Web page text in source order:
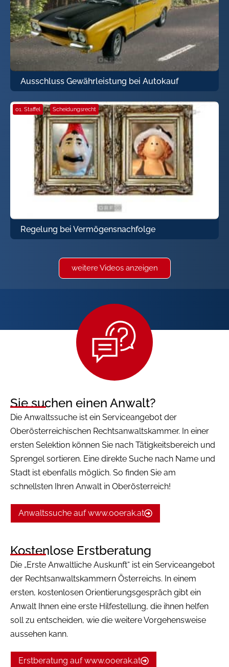
Ausschluss Gewährleistung bei Autokauf
01. Staffel · Scheidungsrecht
Regelung bei Vermögensnachfolge
weitere Videos anzeigen
Sie suchen einen Anwalt?
Die Anwaltssuche ist ein Serviceangebot der
Oberösterreichischen Rechtsanwaltskammer. In einer
ersten Selektion können Sie nach Tätigkeitsbereich und
Sprengel sortieren. Eine direkte Suche nach Name und
Stadt ist ebenfalls möglich. So finden Sie am
schnellsten Ihren Anwalt in Oberösterreich!
Anwaltssuche auf www.ooerak.at
Kostenlose Erstberatung
Die „Erste Anwaltliche Auskunft“ ist ein Serviceangebot
der Rechtsanwaltskammern Österreichs. In einem
ersten, kostenlosen Orientierungsgespräch gibt ein
Anwalt Ihnen eine erste Hilfestellung, die ihnen helfen
soll zu entscheiden, wie die weitere Vorgehensweise
aussehen kann.
Erstberatung auf www.ooerak.at